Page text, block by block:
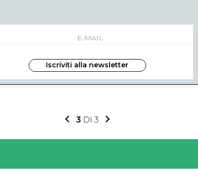
TM7408JSG6297 BLU
eur 42.00 eur
3 DI 3
Iscriviti alla newsletter